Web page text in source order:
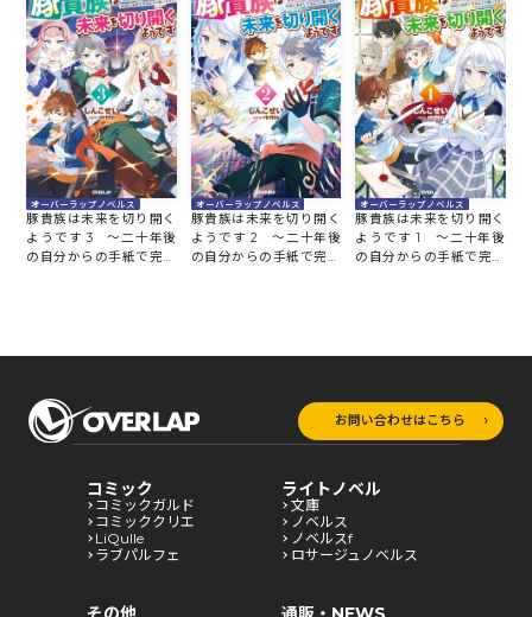
オーバーラップノベルス
豚貴族は未来を切り開く
ようです 3 ～二十年後
の自分からの手紙で完全
オーバーラップノベルス
豚貴族は未来を切り開く
ようです 2 ～二十年後
の自分からの手紙で完全
オーバーラップノベルス
豚貴族は未来を切り開く
ようです 1 ～二十年後
の自分からの手紙で完全
お問い合わせはこちら
コミック
コミックガルド
コミッククリエ
LiQulle
ラブパルフェ
ライトノベル
文庫
ノベルス
ノベルスf
ロサージュノベルス